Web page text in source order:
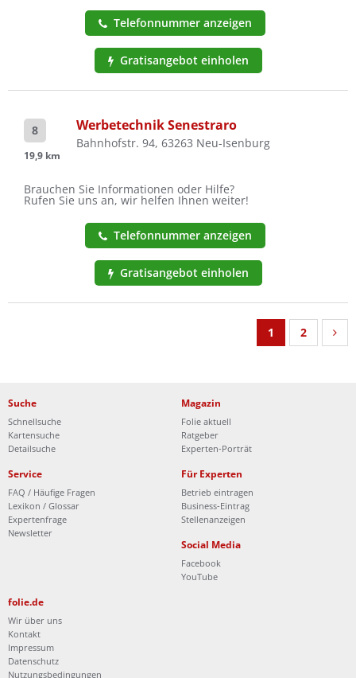
Telefonnummer anzeigen
Gratisangebot einholen
8
19,9 km
Werbetechnik Senestraro
Bahnhofstr. 94, 63263 Neu-Isenburg
Brauchen Sie Informationen oder Hilfe?
Rufen Sie uns an, wir helfen Ihnen weiter!
Telefonnummer anzeigen
Gratisangebot einholen
1 2
Suche
Schnellsuche
Kartensuche
Detailsuche
Magazin
Folie aktuell
Ratgeber
Experten-Porträt
Service
FAQ / Häufige Fragen
Lexikon / Glossar
Expertenfrage
Newsletter
Für Experten
Betrieb eintragen
Business-Eintrag
Stellenanzeigen
Social Media
Facebook
YouTube
folie.de
Wir über uns
Kontakt
Impressum
Datenschutz
Nutzungsbedingungen